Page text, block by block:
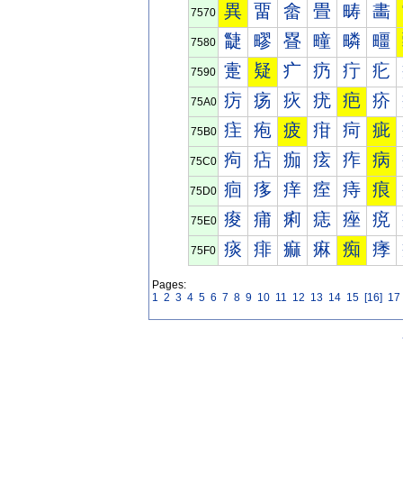
7570 異 畱 畲 畳 畴 畵
7580 疀 疁 疂 疃 疄 疅
7590 疐 疑 疒 疓 疔 疕
75A0 疠 疡 疢 疣 疤 疥
75B0 疰 疱 疲 疳 疴 疵
75C0 痀 痁 痂 痃 痄 病
75D0 痐 痑 痒 痓 痔 痕
75E0 痠 痡 痢 痣 痤 痥
75F0 痰 痱 痲 痳 痴 痵
Pages:
1 2 3 4 5 6 7 8 9 10 11 12 13 14 15 [16] 17